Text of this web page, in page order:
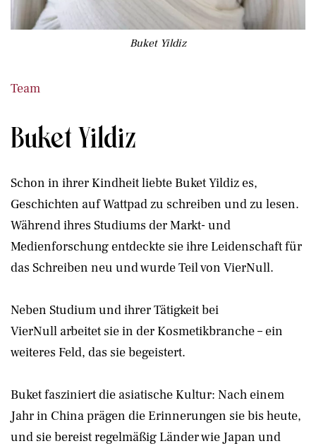
Buket Yildiz
Team
Buket Yildiz
Schon in ihrer Kindheit liebte Buket Yildiz es,
Geschichten auf Wattpad zu schreiben und zu lesen.
Während ihres Studiums der Markt- und
Medienforschung entdeckte sie ihre Leidenschaft für
das Schreiben neu und wurde Teil von VierNull.
Neben Studium und ihrer Tätigkeit bei
VierNull arbeitet sie in der Kosmetikbranche – ein
weiteres Feld, das sie begeistert.
Buket fasziniert die asiatische Kultur: Nach einem
Jahr in China prägen die Erinnerungen sie bis heute,
und sie bereist regelmäßig Länder wie Japan und